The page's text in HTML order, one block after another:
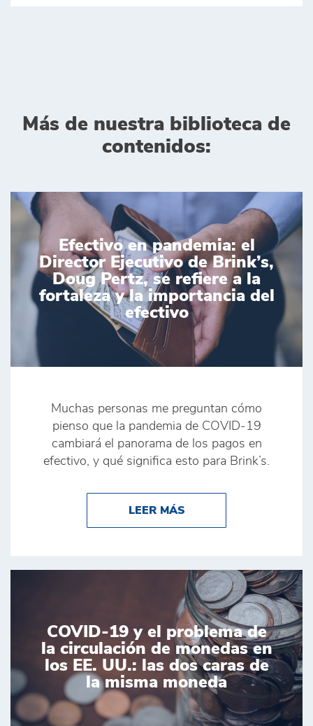
Más de nuestra biblioteca de
contenidos:
Efectivo en pandemia: el
Director Ejecutivo de Brink’s,
Doug Pertz, se refiere a la
fortaleza y la importancia del
efectivo
Muchas personas me preguntan cómo
pienso que la pandemia de COVID-19
cambiará el panorama de los pagos en
efectivo, y qué significa esto para Brink’s.
LEER MÁSABOUT EFECTIVO EN
COVID-19 y el problema de
la circulación de monedas en
los EE. UU.: las dos caras de
la misma moneda